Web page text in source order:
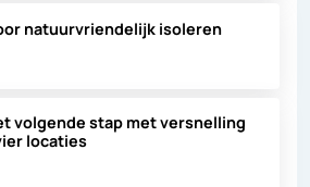
natuurvriendelijk isoleren
volgende stap met versnelling
locaties